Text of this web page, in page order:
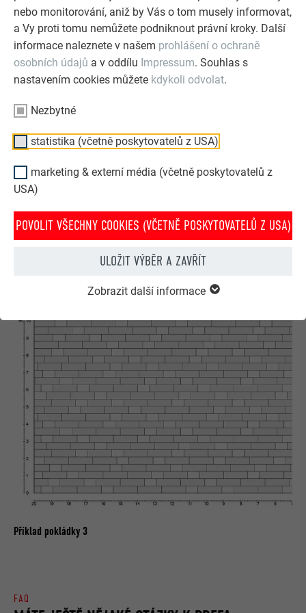
nebo monitorování, aniž by Vás o tom musely informovat,
a Vy proti tomu nemůžete podniknout právní kroky. Další
informace naleznete v našem prohlášení o ochraně
osobních údajů a v oddílu Impressum. Souhlas s
nastavením cookies můžete kdykoli odvolat.
Nezbytné
statistika (včetně poskytovatelů z USA)
marketing & externí média (včetně poskytovatelů z
USA)
POVOLIT VŠECHNY COOKIES (VČETNĚ POSKYTOVATELŮ Z USA)
ULOŽIT VÝBĚR A ZAVŘÍT
Zobrazit další informace
Příklad pokládky 1
Příklad pokládky 3
FAQ